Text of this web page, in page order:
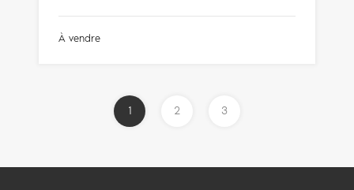
À vendre
1 2 3